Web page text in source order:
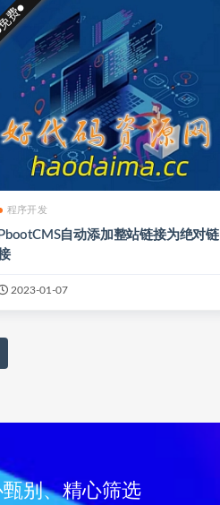
费●
程序开发
PbootCMS自动添加整站链接为绝对链
2023-01-07
别、精心筛选